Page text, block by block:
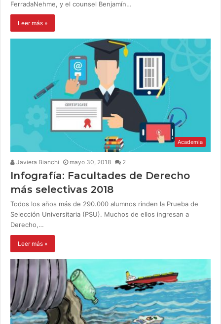
FerradaNehme, y el counsel Benjamín…
Leer más »
Academia
Javiera Bianchi mayo 30, 2018 2
Infografía: Facultades de Derecho
más selectivas 2018
Todos los años más de 290.000 alumnos rinden la Prueba de
Selección Universitaria (PSU). Muchos de ellos ingresan a
Derecho,…
Leer más »